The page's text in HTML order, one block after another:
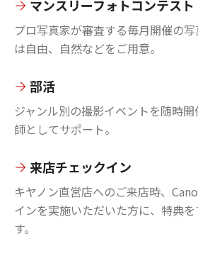
マンスリーフォトコンテスト
プロ写真家が審査する毎月開催の
は自由、自然などをご用意。
部活
ジャンル別の撮影イベントを随時
師としてサポート。
来店チェックイン
キヤノン直営店へのご来店時、
インを実施いただいた方に、特典
す。